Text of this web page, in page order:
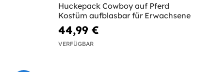
Huckepack Cowboy auf Pferd
Kostüm aufblasbar für Erwachsene
44,99 €
VERFÜGBAR